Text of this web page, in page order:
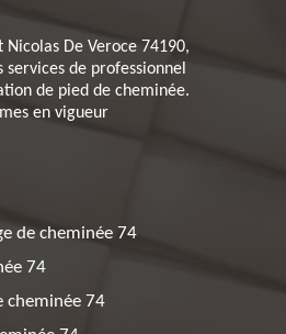
De Veroce 74190,
services de professionnel
de pied de cheminée.
en vigueur
de cheminée 74
74
cheminée 74